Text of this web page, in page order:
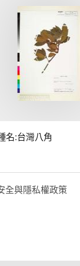
名:台灣八角
全與隱私權政策